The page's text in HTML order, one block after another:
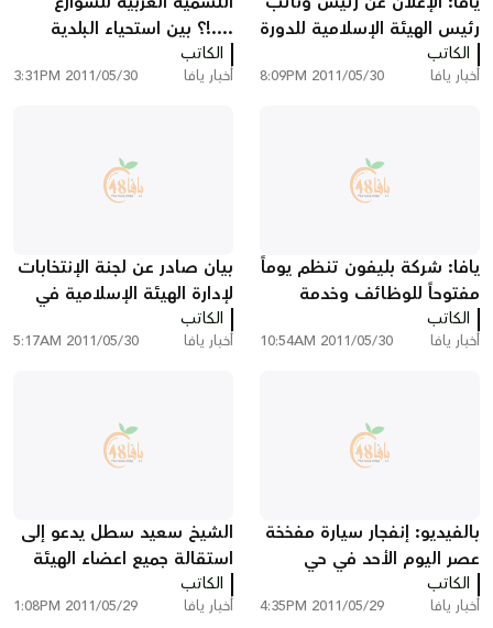
رئيس الهيئة الإسلامية للدورة
الكاتب
أخبار يافا 2011/05/30 8:09PM
....!؟ بين استحياء البلدية
ومطالب اليافيين
الكاتب
أخبار يافا 2011/05/30 3:31PM
يافا: شركة بليفون تنظم يوماً
مفتوحاً للوظائف وخدمة
المبيعات
الكاتب
أخبار يافا 2011/05/30 10:54AM
بيان صادر عن لجنة الإنتخابات
لإدارة الهيئة الإسلامية في
يافا
الكاتب
أخبار يافا 2011/05/30 5:17AM
بالفيديو: إنفجار سيارة مفخخة
عصر اليوم الأحد في حي
العجمي
الكاتب
أخبار يافا 2011/05/29 4:35PM
الشيخ سعيد سطل يدعو إلى
استقالة جميع اعضاء الهيئة
الإسلامية الذين تم تزكيتهم
مؤخراً
الكاتب
أخبار يافا 2011/05/29 1:08PM